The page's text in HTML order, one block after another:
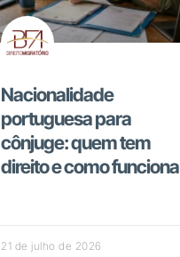
Nacionalidade
portuguesa para
cônjuge: quem tem
direito e como funciona
21 de julho de 2026